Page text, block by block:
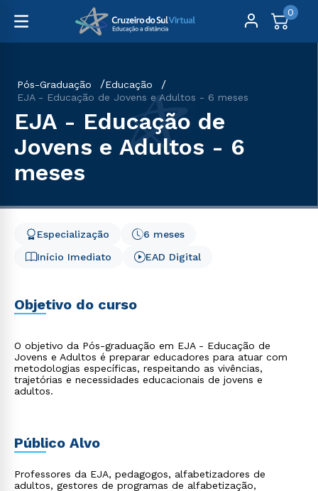
0
Pós-Graduação
Educação
EJA - Educação de Jovens e Adultos - 6 meses
EJA - Educação de
Jovens e Adultos - 6
meses
Início Imediato
6 meses
Especialização
EAD Digital
Objetivo do curso
O objetivo da Pós-graduação em EJA - Educação de
Jovens e Adultos é preparar educadores para atuar com
metodologias específicas, respeitando as vivências,
trajetórias e necessidades educacionais de jovens e
adultos.
Público Alvo
Professores da EJA, pedagogos, alfabetizadores de
adultos, gestores de programas de alfabetização,